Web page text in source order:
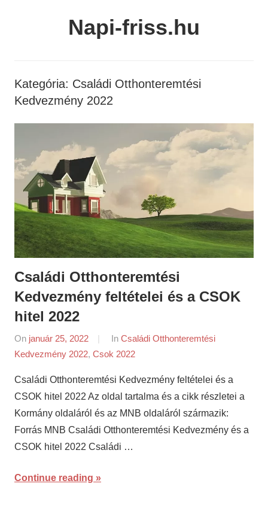
Napi-friss.hu
Kategória: Családi Otthonteremtési
Kedvezmény 2022
Családi Otthonteremtési
Kedvezmény feltételei és a CSOK
hitel 2022
On január 25, 2022
By
napifriss.hu
In Családi Otthonteremtési
Kedvezmény 2022, Csok 2022
Családi Otthonteremtési Kedvezmény feltételei és a
CSOK hitel 2022 Az oldal tartalma és a cikk részletei a
Kormány oldaláról és az MNB oldaláról származik:
Forrás MNB Családi Otthonteremtési Kedvezmény és a
CSOK hitel 2022 Családi …
Continue reading